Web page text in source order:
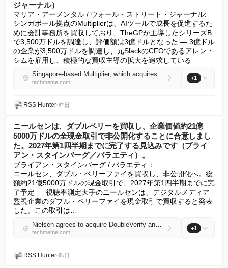
ジャーナル）
マリア・アーメンタル / ウォール・ストリート・ジャーナル:
シンガポール拠点のMultiplierは、AIツールで成長を促進するた
めに会計事務所を買収しており、TheGPが主導したシリーズB
で3,500万ドルを調達し、評価額は3億ドルとなった — 3億ドル
の企業が3,500万ドルを調達し、元SlackのCFOであるアレン・
シムを雇用し、積極的な買収主導の拡大を追求している
Singapore-based Multiplier, which acquires accounting firms to boost their growth with AI tools, raised a $35M Series B led by TheGP at a $300M valuation (Maria Armental/Wall Street Journal)
techmeme.com
+1
RSS Hunter•昨日
ニールセンは、ダブルベリーを買収し、企業価値約21億
5000万ドルの全現金取引で非公開化することに合意しまし
た。2027年第1四半期までに完了する見込みです（ブライ
アン・スタインバーグ／バラエティ）。
ブライアン・スタインバーグ / バラエティ：
ニールセン、ダブル・ベリーファイを買収し、非公開化へ。総
額約21億5000万ドルの現金取引で、2027年第1四半期までに完
了予定 — 視聴率測定大手のニールセンは、デジタルメディア
監視企業のダブル・ベリーファイを現金取引で買収すると発表
した。この取引は…
Nielsen agrees to acquire DoubleVerify and take it private in an all-cash deal with an enterprise value of around $2.15B, expected to close by Q1 2027 (Brian Steinberg/Variety)
techmeme.com
+1
RSS Hunter•昨日